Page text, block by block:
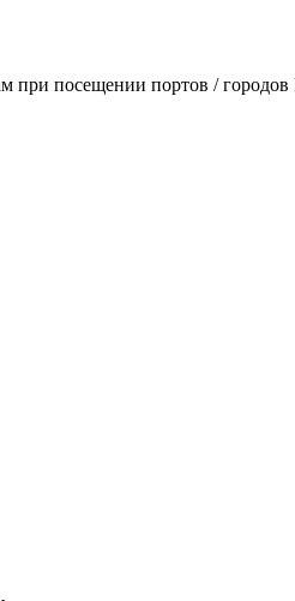
при посещении портов /